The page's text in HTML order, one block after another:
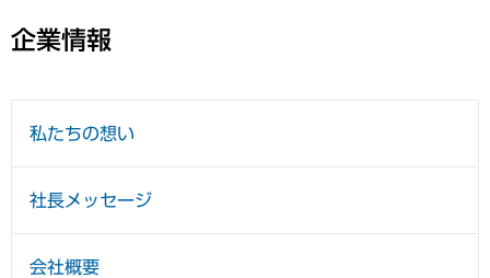
企業情報
私たちの想い
社長メッセージ
会社概要